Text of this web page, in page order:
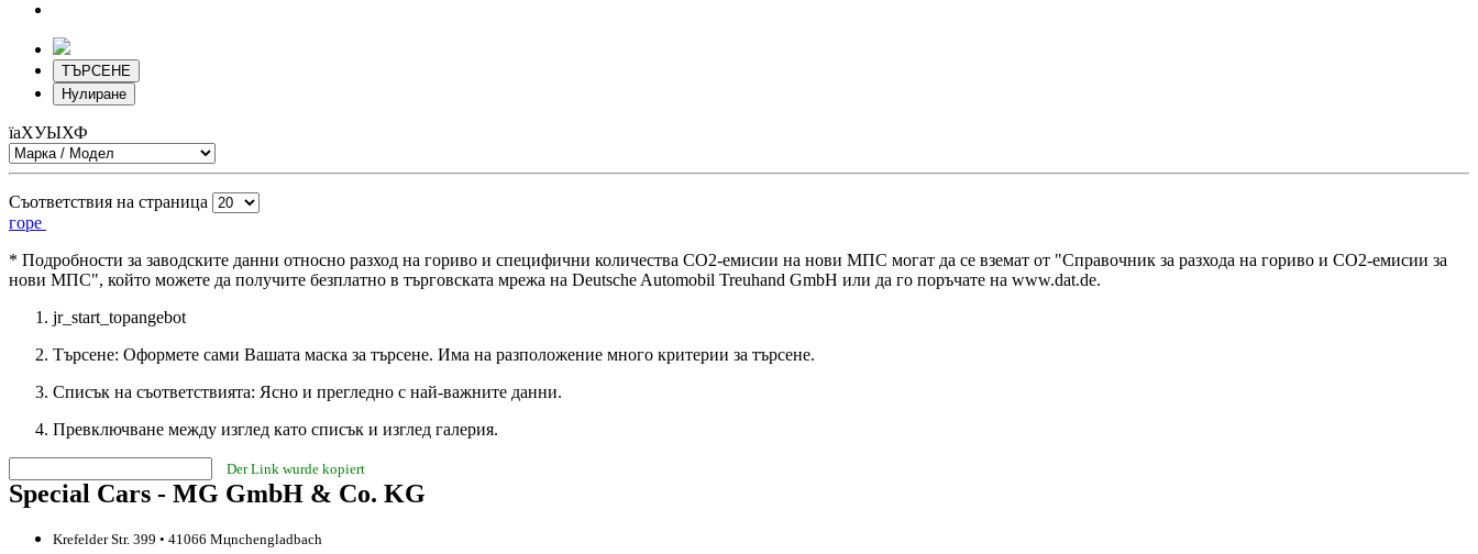
ТЪРСЕНЕ
Нулиране
їаХУЫХФ
Съответствия на страница
горе
* Подробности за заводските данни относно разход на гориво и специфични количества СО2-емисии на нови МПС могат да се вземат от "Справочник за разхода на гориво и СО2-емисии за
нови МПС", който можете да получите безплатно в търговската мрежа на Deutsche Automobil Treuhand GmbH или да го поръчате на www.dat.de.
jr_start_topangebot
Търсене: Оформете сами Вашата маска за търсене. Има на разположение много критерии за търсене.
Списък на съответствията: Ясно и прегледно с най-важните данни.
Превключване между изглед като списък и изглед галерия.
Der Link wurde kopiert
Special Cars - MG GmbH & Co. KG
Krefelder Str. 399 • 41066 Mцnchengladbach